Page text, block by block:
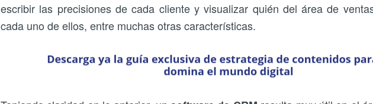
escribir las precisiones de cada cliente y visualizar quién del área de
cada uno de ellos, entre muchas otras características.